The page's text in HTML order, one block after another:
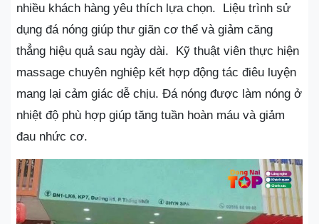
nhiều khách hàng yêu thích lựa chọn. Liệu trình sử
dụng đá nóng giúp thư giãn cơ thể và giảm căng
thẳng hiệu quả sau ngày dài. Kỹ thuật viên thực hiện
massage chuyên nghiệp kết hợp động tác điêu luyện
mang lại cảm giác dễ chịu. Đá nóng được làm nóng ở
nhiệt độ phù hợp giúp tăng tuần hoàn máu và giảm
đau nhức cơ.